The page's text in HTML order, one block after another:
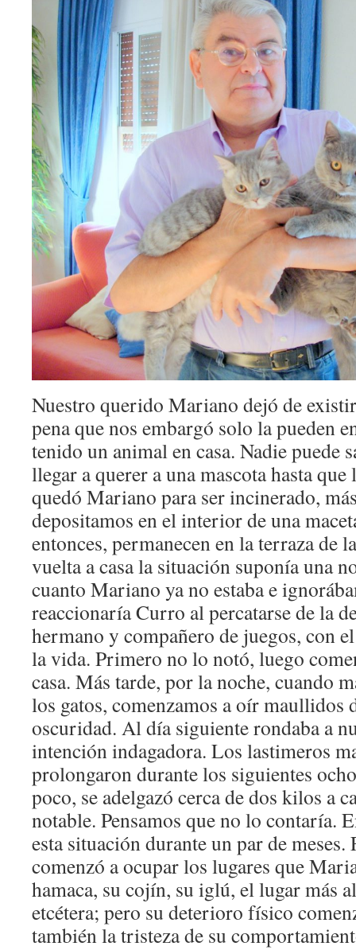
Nuestro querido Mariano dejó de
pena que nos embargó solo la pueden
tenido un animal en casa. Nadie puede
llegar a querer a una mascota hasta
quedó Mariano para ser incinerado,
depositamos en el interior de una
entonces, permanecen en la terraza de
vuelta a casa la situación suponía una
cuanto Mariano ya no estaba e
reaccionaría Curro al percatarse de la
hermano y compañero de juegos, con
la vida. Primero no lo notó, luego
casa. Más tarde, por la noche, cuando
los gatos, comenzamos a oír maullidos
oscuridad. Al día siguiente rondaba a
intención indagadora. Los lastimeros
prolongaron durante los siguientes
poco, se adelgazó cerca de dos kilos a
notable. Pensamos que no lo contaría.
esta situación durante un par de
comenzó a ocupar los lugares que
hamaca, su cojín, su iglú, el lugar más
etcétera; pero su deterioro físico
también la tristeza de su